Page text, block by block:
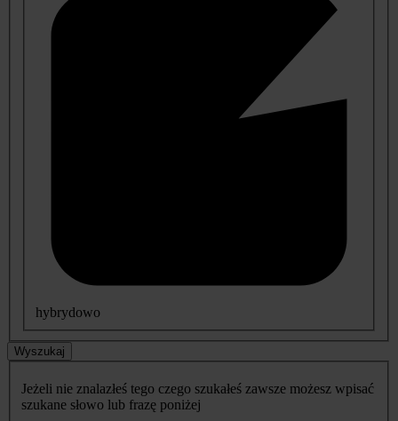
hybrydowo
Wyszukaj
Jeżeli nie znalazłeś tego czego szukałeś zawsze możesz wpisać
szukane słowo lub frazę poniżej